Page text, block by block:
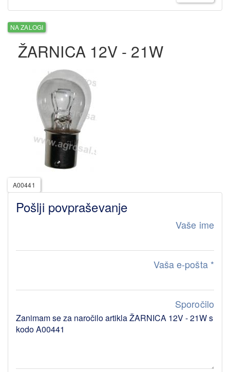
NA ZALOGI
ŽARNICA 12V - 21W
A00441
Pošlji povpraševanje
Vaše ime
Vaša e-pošta *
Sporočilo